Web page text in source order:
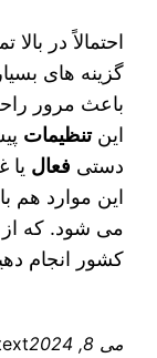
احتمالاً در
گزینه‌ های
باعث مرور
اینتنظیمات
دستی فعال یا
این موارد هم
می‌ شود. که از
کشور انجام
می 8, 2024